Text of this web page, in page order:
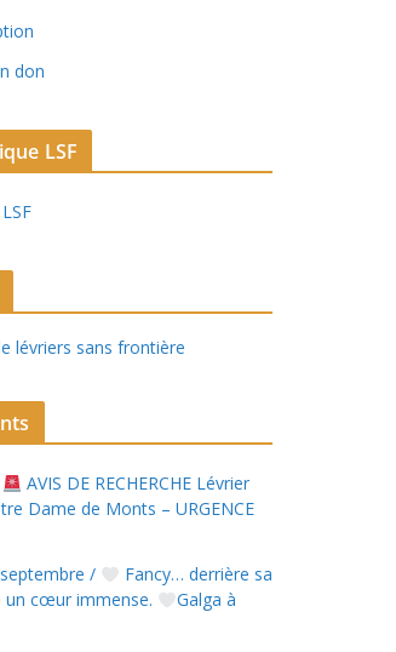
don
LSF
lévriers sans frontière
AVIS DE RECHERCHE Lévrier
Dame de Monts – URGENCE
/
Fancy… derrière sa
un cœur immense.
Galga à